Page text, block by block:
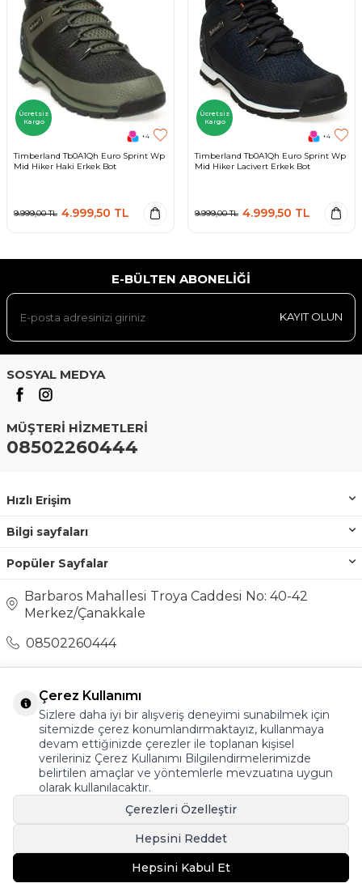
Ücretsiz
Kargo
+4
Timberland Tb0A1Qh Euro Sprint Wp
Mid Hiker Haki Erkek Bot
9.999,00TL 4.999,50 TL
Ücretsiz
Kargo
+4
Timberland Tb0A1Qh Euro Sprint Wp
Mid Hiker Lacivert Erkek Bot
9.999,00TL 4.999,50 TL
E-BÜLTEN ABONELIĞI
KAYIT OLUN
SOSYAL MEDYA
MÜŞTERI HIZMETLERI
08502260444
Hızlı Erişim
Bilgi sayfaları
Popüler Sayfalar
Barbaros Mahallesi Troya Caddesi No: 40-42
Merkez/Çanakkale
08502260444
destek@ayakkabionline.com
T-SoftE-TicaretSistemleriyle Hazırlanmıştır.
Çerez Kullanımı
Sizlere daha iyi bir alışveriş deneyimi sunabilmek için
sitemizde çerez konumlandırmaktayız, kullanmaya
devam ettiğinizde çerezler ile toplanan kişisel
verileriniz Çerez Kullanımı Bilgilendirmelerimizde
belirtilen amaçlar ve yöntemlerle mevzuatına uygun
olarak kullanılacaktır.
Çerezleri Özelleştir
Hepsini Reddet
Hepsini Kabul Et